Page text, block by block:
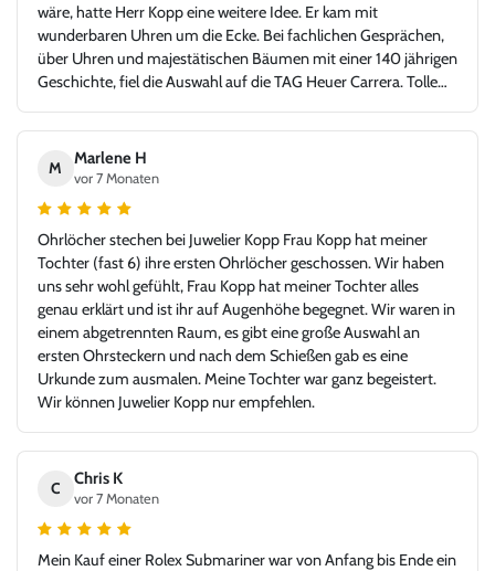
wäre, hatte Herr Kopp eine weitere Idee. Er kam mit
wunderbaren Uhren um die Ecke. Bei fachlichen Gesprächen,
über Uhren und majestätischen Bäumen mit einer 140 jährigen
Geschichte, fiel die Auswahl auf die TAG Heuer Carrera. Tolle
M
Marlene H
vor 7 Monaten
Ohrlöcher stechen bei Juwelier Kopp Frau Kopp hat meiner
Tochter (fast 6) ihre ersten Ohrlöcher geschossen. Wir haben
uns sehr wohl gefühlt, Frau Kopp hat meiner Tochter alles
genau erklärt und ist ihr auf Augenhöhe begegnet. Wir waren in
einem abgetrennten Raum, es gibt eine große Auswahl an
ersten Ohrsteckern und nach dem Schießen gab es eine
Urkunde zum ausmalen. Meine Tochter war ganz begeistert.
Wir können Juwelier Kopp nur empfehlen.
C
Chris K
vor 7 Monaten
Mein Kauf einer Rolex Submariner war von Anfang bis Ende ein